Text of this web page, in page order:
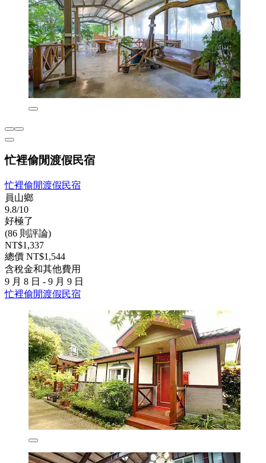
忙裡偷閒渡假民宿
忙裡偷閒渡假民宿
員山鄉
9.8/10
好極了
(86 則評論)
NT$1,337
總價 NT$1,544
含稅金和其他費用
9 月 8 日 - 9 月 9 日
忙裡偷閒渡假民宿